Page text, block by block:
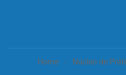
Home Núcleo de